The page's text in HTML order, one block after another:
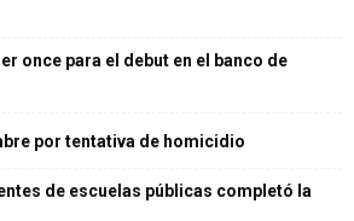
once para el debut en el banco de
por tentativa de homicidio
de escuelas públicas completó la